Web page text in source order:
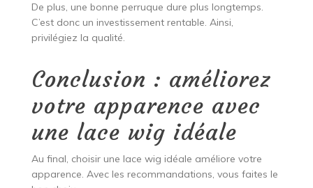
De plus, une bonne perruque dure plus longtemps.
C’est donc un investissement rentable. Ainsi,
privilégiez la qualité.
Conclusion : améliorez
votre apparence avec
une lace wig idéale
Au final, choisir une lace wig idéale améliore votre
apparence. Avec les recommandations, vous faites le